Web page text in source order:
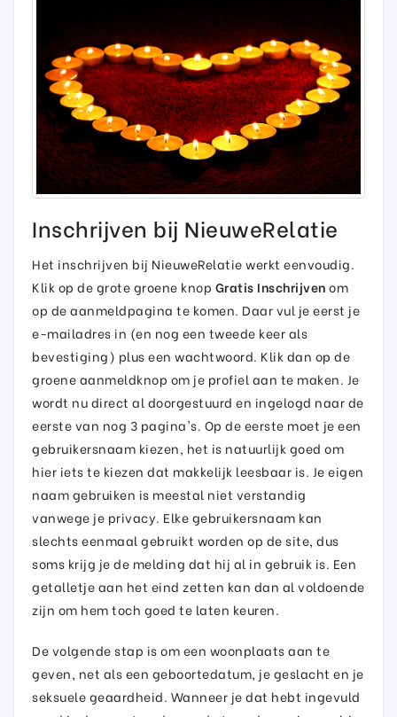
Inschrijven bij NieuweRelatie
Het inschrijven bij NieuweRelatie werkt eenvoudig.
Klik op de grote groene knop Gratis Inschrijvenom
op de aanmeldpagina te komen. Daar vul je eerst je
e-mailadres in (en nog een tweede keer als
bevestiging) plus een wachtwoord. Klik dan op de
groene aanmeldknop om je profiel aan te maken. Je
wordt nu direct al doorgestuurd en ingelogd naar de
eerste van nog 3 pagina's. Op de eerste moet je een
gebruikersnaam kiezen, het is natuurlijk goed om
hier iets te kiezen dat makkelijk leesbaar is. Je eigen
naam gebruiken is meestal niet verstandig
vanwege je privacy. Elke gebruikersnaam kan
slechts eenmaal gebruikt worden op de site, dus
soms krijg je de melding dat hij al in gebruik is. Een
getalletje aan het eind zetten kan dan al voldoende
zijn om hem toch goed te laten keuren.
De volgende stap is om een woonplaats aan te
geven, net als een geboortedatum, je geslacht en je
seksuele geaardheid. Wanneer je dat hebt ingevuld